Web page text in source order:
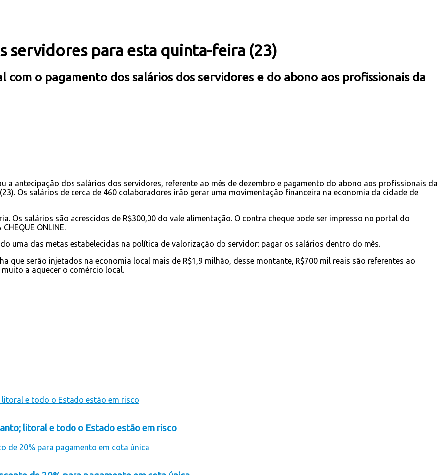
servidores para esta quinta-feira (23)
o pagamento dos salários dos servidores e do abono aos profissionais da
a antecipação dos salários dos servidores, referente ao mês de dezembro e pagamento do abono aos profissionais da
Os salários de cerca de 460 colaboradores irão gerar uma movimentação financeira na economia da cidade de
Os salários são acrescidos de R$300,00 do vale alimentação. O contra cheque pode ser impresso no portal do
ONLINE.
uma das metas estabelecidas na política de valorização do servidor: pagar os salários dentro do mês.
que serão injetados na economia local mais de R$1,9 milhão, desse montante, R$700 mil reais são referentes ao
a aquecer o comércio local.
litoral e todo o Estado estão em risco